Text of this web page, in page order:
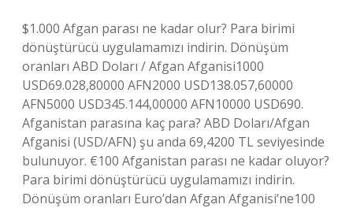
$1.000 Afgan parası ne kadar olur? Para birimi
dönüştürücü uygulamamızı indirin. Dönüşüm
oranları ABD Doları / Afgan Afganisi1000
USD69.028,80000 AFN2000 USD138.057,60000
AFN5000 USD345.144,00000 AFN10000 USD690.
Afganistan parasına kaç para? ABD Doları/Afgan
Afganisi (USD/AFN) şu anda 69,4200 TL seviyesinde
bulunuyor. €100 Afganistan parası ne kadar oluyor?
Para birimi dönüştürücü uygulamamızı indirin.
Dönüşüm oranları Euro’dan Afgan Afganisi’ne100